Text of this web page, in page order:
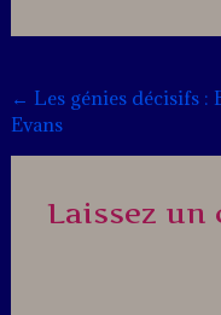
Post
navigation
← Les génies décisifs :
Evans
Laissez un